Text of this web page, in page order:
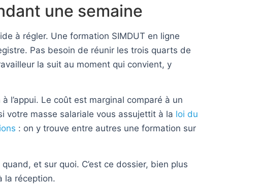
une semaine
à régler. Une formation SIMDUT en ligne
Pas besoin de réunir les trois quarts de
la suit au moment qui convient, y
l’appui. Le coût est marginal comparé à un
votre masse salariale vous assujettit à la loi du
: on y trouve entre autres une formation sur
et sur quoi. C’est ce dossier, bien plus
la réception.